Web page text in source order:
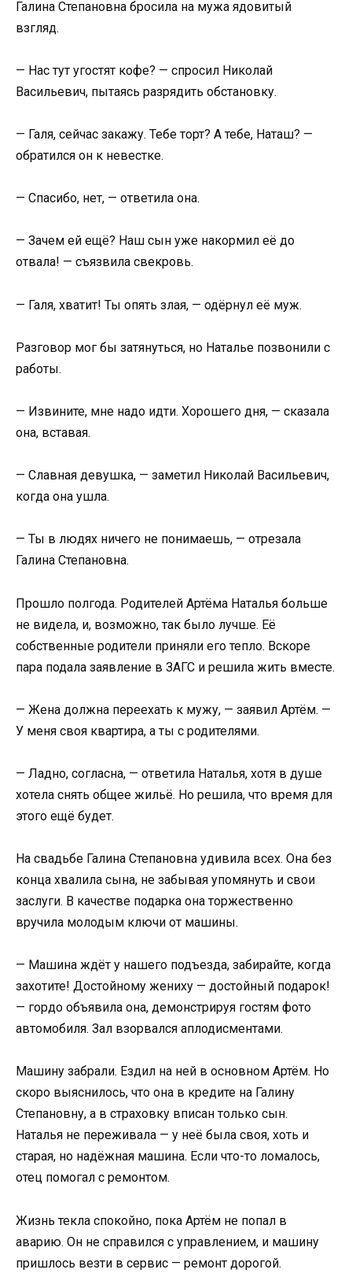
Галина Степановна бросила на мужа ядовитый
взгляд.
— Нас тут угостят кофе? — спросил Николай
Васильевич, пытаясь разрядить обстановку.
— Галя, сейчас закажу. Тебе торт? А тебе, Наташ? —
обратился он к невестке.
— Спасибо, нет, — ответила она.
— Зачем ей ещё? Наш сын уже накормил её до
отвала! — съязвила свекровь.
— Галя, хватит! Ты опять злая, — одёрнул её муж.
Разговор мог бы затянуться, но Наталье позвонили с
работы.
— Извините, мне надо идти. Хорошего дня, — сказала
она, вставая.
— Славная девушка, — заметил Николай Васильевич,
когда она ушла.
— Ты в людях ничего не понимаешь, — отрезала
Галина Степановна.
Прошло полгода. Родителей Артёма Наталья больше
не видела, и, возможно, так было лучше. Её
собственные родители приняли его тепло. Вскоре
пара подала заявление в ЗАГС и решила жить вместе.
— Жена должна переехать к мужу, — заявил Артём. —
У меня своя квартира, а ты с родителями.
— Ладно, согласна, — ответила Наталья, хотя в душе
хотела снять общее жильё. Но решила, что время для
этого ещё будет.
На свадьбе Галина Степановна удивила всех. Она без
конца хвалила сына, не забывая упомянуть и свои
заслуги. В качестве подарка она торжественно
вручила молодым ключи от машины.
— Машина ждёт у нашего подъезда, забирайте, когда
захотите! Достойному жениху — достойный подарок!
— гордо объявила она, демонстрируя гостям фото
автомобиля. Зал взорвался аплодисментами.
Машину забрали. Ездил на ней в основном Артём. Но
скоро выяснилось, что она в кредите на Галину
Степановну, а в страховку вписан только сын.
Наталья не переживала — у неё была своя, хоть и
старая, но надёжная машина. Если что-то ломалось,
отец помогал с ремонтом.
Жизнь текла спокойно, пока Артём не попал в
аварию. Он не справился с управлением, и машину
пришлось везти в сервис — ремонт дорогой.